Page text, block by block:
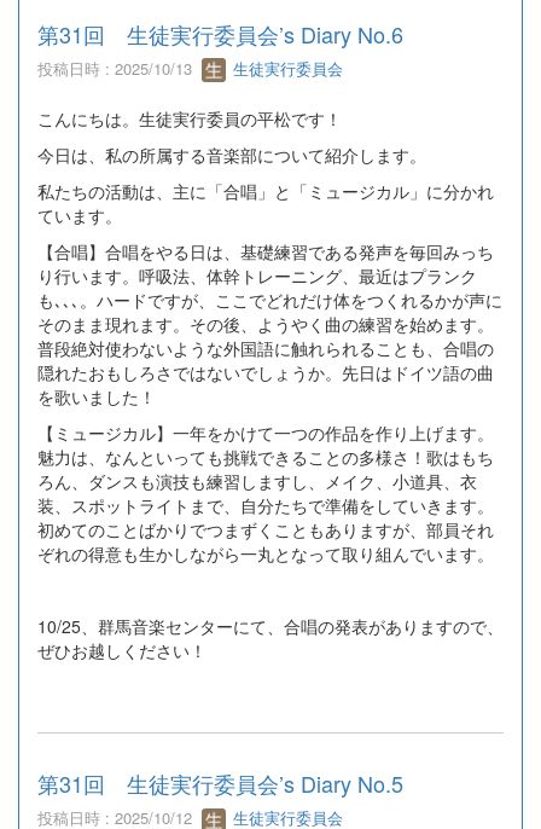
第31回 生徒実行委員会’s Diary No.6
投稿日時 : 2025/10/13 生徒実行委員会
こんにちは。生徒実行委員の平松です！
今日は、私の所属する音楽部について紹介します。
私たちの活動は、主に「合唱」と「ミュージカル」に分かれ
ています。
【合唱】合唱をやる日は、基礎練習である発声を毎回みっち
り行います。呼吸法、体幹トレーニング、最近はプランク
も､､､。ハードですが、ここでどれだけ体をつくれるかが声に
そのまま現れます。その後、ようやく曲の練習を始めます。
普段絶対使わないような外国語に触れられることも、合唱の
隠れたおもしろさではないでしょうか。先日はドイツ語の曲
を歌いました！
【ミュージカル】一年をかけて一つの作品を作り上げます。
魅力は、なんといっても挑戦できることの多様さ！歌はもち
ろん、ダンスも演技も練習しますし、メイク、小道具、衣
装、スポットライトまで、自分たちで準備をしていきます。
初めてのことばかりでつまずくこともありますが、部員それ
ぞれの得意も生かしながら一丸となって取り組んでいます。
10/25、群馬音楽センターにて、合唱の発表がありますので、
ぜひお越しください！
第31回 生徒実行委員会’s Diary No.5
投稿日時 : 2025/10/12 生徒実行委員会